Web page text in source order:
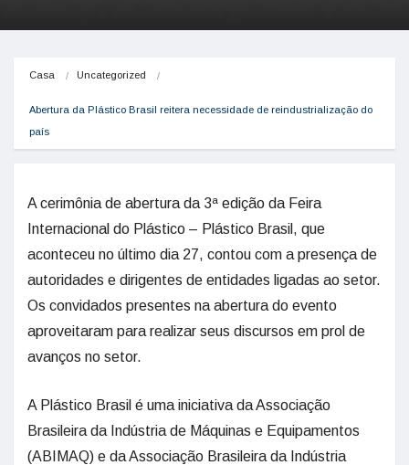
Casa Uncategorized
Abertura da Plástico Brasil reitera necessidade de reindustrialização do
país
A cerimônia de abertura da 3ª edição da Feira
Internacional do Plástico – Plástico Brasil, que
aconteceu no último dia 27, contou com a presença de
autoridades e dirigentes de entidades ligadas ao setor.
Os convidados presentes na abertura do evento
aproveitaram para realizar seus discursos em prol de
avanços no setor.
A Plástico Brasil é uma iniciativa da Associação
Brasileira da Indústria de Máquinas e Equipamentos
(ABIMAQ) e da Associação Brasileira da Indústria